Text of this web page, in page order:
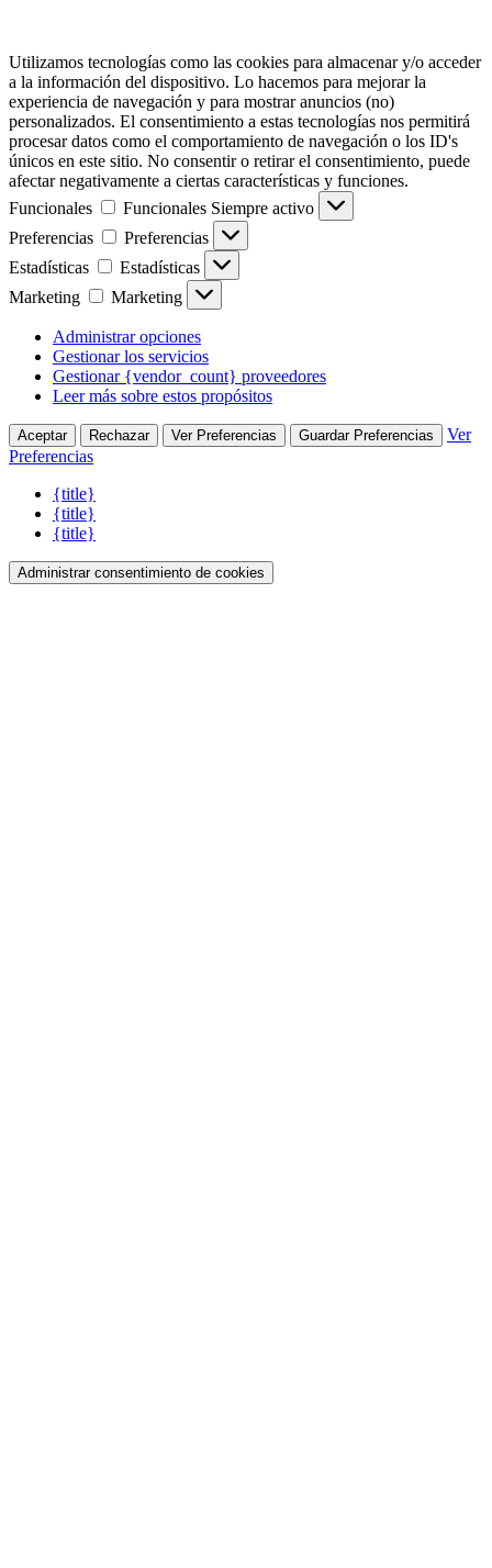
Utilizamos tecnologías como las cookies para almacenar y/o acceder
a la información del dispositivo. Lo hacemos para mejorar la
experiencia de navegación y para mostrar anuncios (no)
personalizados. El consentimiento a estas tecnologías nos permitirá
procesar datos como el comportamiento de navegación o los ID's
únicos en este sitio. No consentir o retirar el consentimiento, puede
afectar negativamente a ciertas características y funciones.
Funcionales
Funcionales Siempre activo
Preferencias
Preferencias
Estadísticas
Estadísticas
Marketing
Marketing
Administrar opciones
Gestionar los servicios
Gestionar {vendor_count} proveedores
Leer más sobre estos propósitos
Aceptar Rechazar Ver Preferencias Guardar Preferencias
Ver
Preferencias
{title}
{title}
{title}
Administrar consentimiento de cookies